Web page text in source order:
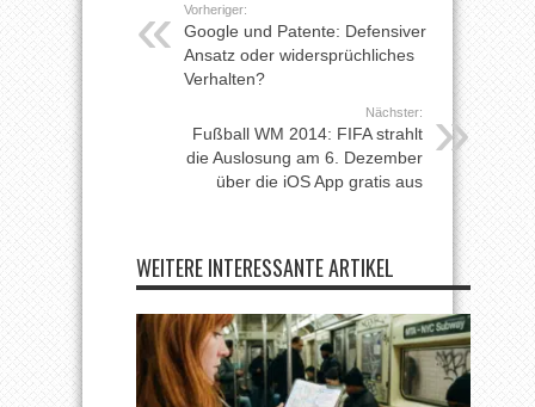
Vorheriger:
Google und Patente: Defensiver
Ansatz oder widersprüchliches
Verhalten?
Nächster:
Fußball WM 2014: FIFA strahlt
die Auslosung am 6. Dezember
über die iOS App gratis aus
WEITERE INTERESSANTE ARTIKEL